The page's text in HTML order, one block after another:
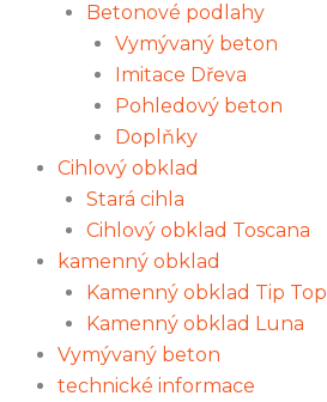
Betonové podlahy
Vymývaný beton
Imitace Dřeva
Pohledový beton
Doplňky
Cihlový obklad
Stará cihla
Cihlový obklad Toscana
kamenný obklad
Kamenný obklad Tip Top
Kamenný obklad Luna
Vymývaný beton
technické informace